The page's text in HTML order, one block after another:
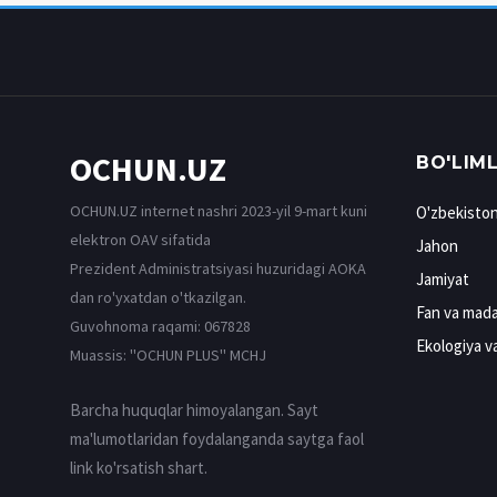
OCHUN.UZ
OCHUN.UZ internet nashri 2023-yil 9-mart kuni
elektron OAV sifatida
Prezident Administratsiyasi huzuridagi AOKA
dan ro'yxatdan o'tkazilgan.
Guvohnoma raqami: 067828
Muassis: ''OCHUN PLUS'' MCHJ
Barcha huquqlar himoyalangan. Sayt
ma'lumotlaridan foydalanganda saytga faol
link ko'rsatish shart.
Jahon
Jamiyat
Fan va
Ekologiya